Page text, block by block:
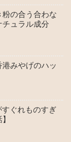
粉の合う合わな
ュラル成分
みやげのハッ
ぐれものすぎ